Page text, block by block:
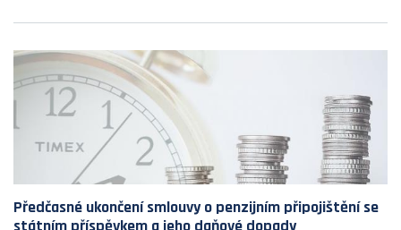
Předčasné ukončení smlouvy o penzijním připojištění se